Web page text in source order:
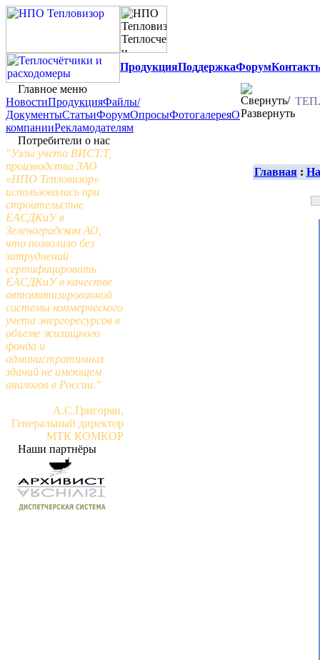
ПродукцияПоддержкаФорум
Главное меню
НовостиПродукцияФайлы/
ДокументыСтатьиФорумОпросыФотогалереяО
компанииРекламодателям
Потребители о нас
"Узлы учета ВИСТ.Т,
производства ЗАО
«НПО Тепловизор»
использовались при
строительстве
ЕАСДКиУ в
Зеленоградском АО,
что позволило без
затруднений
сертифицировать
ЕАСДКиУ в качестве
автоматизированной
системы коммерческого
учета энергоресурсов в
объеме жилищного
фонда и
административных
зданий не имеющем
аналогов в России."
А.С.Григорян,
Генеральный директор
МТК КОМКОР
Наши партнёры
Главная: